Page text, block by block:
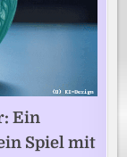
Ein
Spiel mit